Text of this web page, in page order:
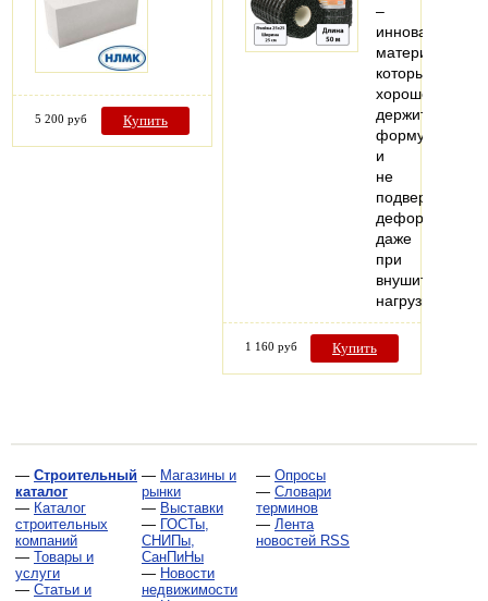
5 200 руб Купить
–
материал,
который
хорошо
держит
форму
и
не
подвержен
деформации
даже
при
внушительных
нагрузках.
1 160 руб Купить
— Строительный
каталог
— Каталог
строительных
компаний
— Товары и
услуги
— Статьи и
— Магазины и
рынки
— Выставки
— ГОСТы,
СНИПы,
СанПиНы
— Новости
недвижимости
— Опросы
— Словари
терминов
— Лента
новостей RSS